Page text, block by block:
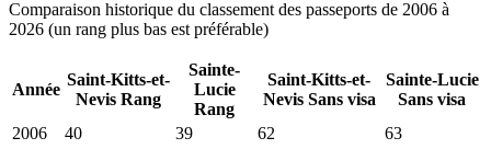
Comparaison historique du classement des passeports de 2006 à
2026 (un rang plus bas est préférable)
Année
Saint-Kitts-et-
Nevis Rang
Sainte-
Lucie
Rang
Saint-Kitts-et-
Nevis Sans visa
Sainte-Lucie
Sans visa
2006
40 39 62
63